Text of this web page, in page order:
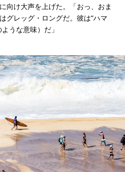
向け大声を上げた。「おっ、おま
グレッグ・ロングだ。彼は“ハマ
うな意味）だ」